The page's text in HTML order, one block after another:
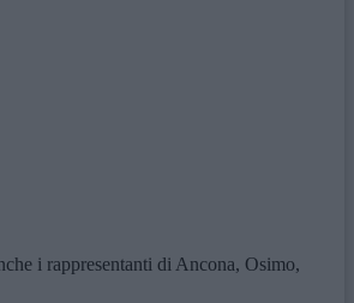
i rappresentanti di Ancona, Osimo,